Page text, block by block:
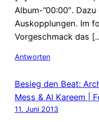
Album-”00:00″.
Auskopplungen. Im
Vorgeschmack das
Antworten
Besieg den Beat:
Mess & Al Kareem |
11. Juni 2013